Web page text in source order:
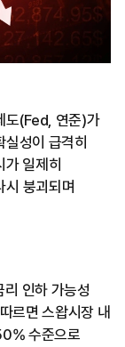
도(Fed, 연준)가
성이 급격히
일제히
붕괴되며
인하 가능성
르면 스왑시장 내
수준으로